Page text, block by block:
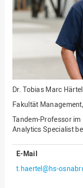
Fakultät
Kultur und Technik
Fakultät Wirtschafts-
Finanzen
Forschung,
Drittmittel
Gebäude und
Gesellschaftliches
Engagement
Gleichstellungsbüro
Dr.Tobias Marc Härtel
Fakultät
Tandem-Professor
Analytics Specialist
E-Mail
t.haertel@hs-